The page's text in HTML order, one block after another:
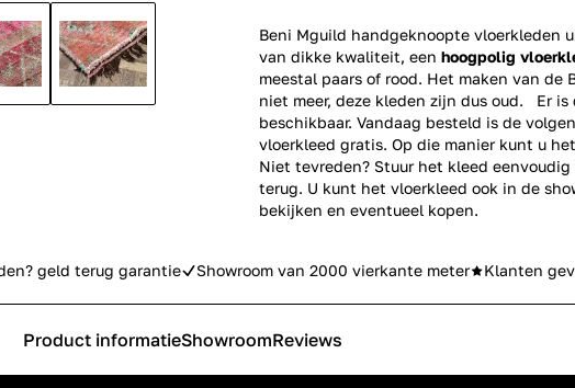
Beni Mguild handgeknoopte vloerkleden
van dikke kwaliteit, een hoogpolig
meestal paars of rood. Het maken van de
niet meer, deze kleden zijn dus oud. Er is
beschikbaar. Vandaag besteld is de
vloerkleed gratis. Op die manier kunt u
Niet tevreden? Stuur het kleed
terug. U kunt het vloerkleed ook in de
bekijken en eventueel kopen.
geld terug garantie Showroom van 2000 vierkante meter Klanten
Product informatieShowroomReviews